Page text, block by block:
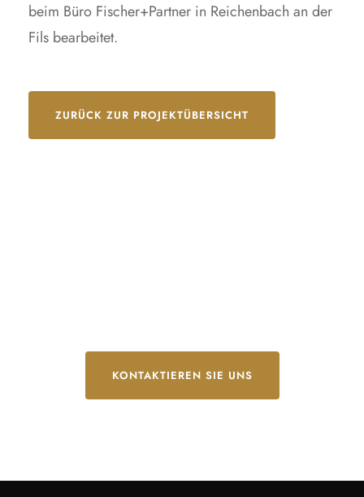
beim Büro Fischer+Partner in Reichenbach an der
Fils bearbeitet.
ZURÜCK ZUR PROJEKTÜBERSICHT
KONTAKTIEREN SIE UNS